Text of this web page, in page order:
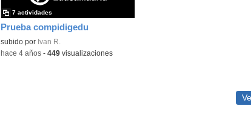
Prueba compidigedu
subido por Ivan R.
7 actividades
-hace 4 años- 449visualizaciones